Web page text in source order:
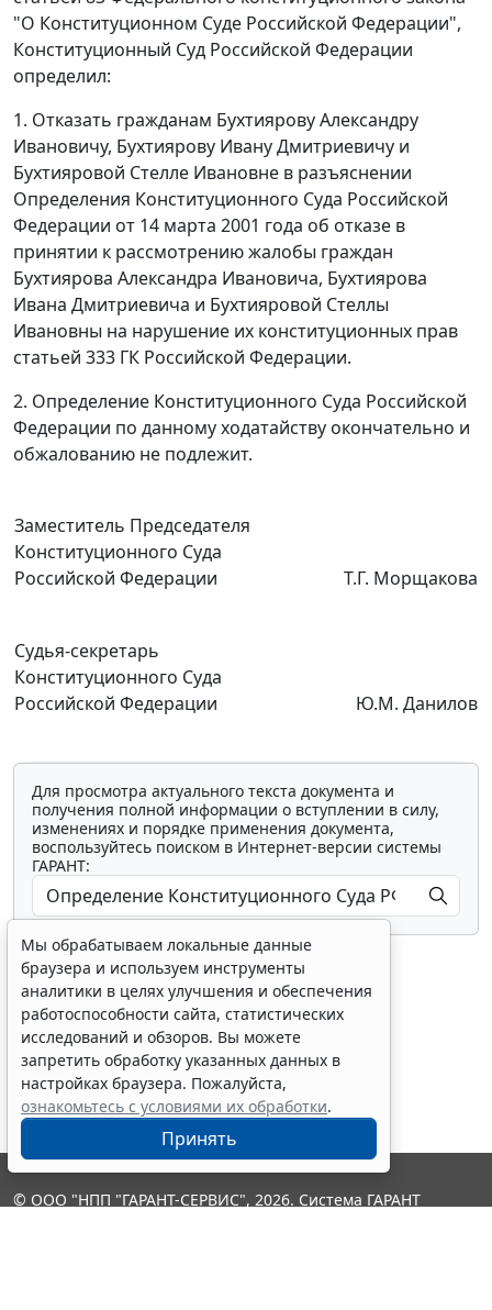
"О Конституционном Суде Российской Федерации",
Конституционный Суд Российской Федерации
определил:
1. Отказать гражданам Бухтиярову Александру
Ивановичу, Бухтиярову Ивану Дмитриевичу и
Бухтияровой Стелле Ивановне в разъяснении
Определения Конституционного Суда Российской
Федерации от 14 марта 2001 года об отказе в
принятии к рассмотрению жалобы граждан
Бухтиярова Александра Ивановича, Бухтиярова
Ивана Дмитриевича и Бухтияровой Стеллы
Ивановны на нарушение их конституционных прав
статьей 333 ГК Российской Федерации.
2. Определение Конституционного Суда Российской
Федерации по данному ходатайству окончательно и
обжалованию не подлежит.
Заместитель Председателя
Конституционного Суда
Российской Федерации
Т.Г. Морщакова
Судья-секретарь
Конституционного Суда
Российской Федерации
Ю.М. Данилов
Для просмотра актуального текста документа и
получения полной информации о вступлении в силу,
изменениях и порядке применения документа,
воспользуйтесь поиском в Интернет-версии системы
ГАРАНТ:
Показать все материалы
Мы обрабатываем локальные данные
браузера и используем инструменты
аналитики в целях улучшения и обеспечения
работоспособности сайта, статистических
исследований и обзоров. Вы можете
запретить обработку указанных данных в
настройках браузера. Пожалуйста,
ознакомьтесь с условиями их обработки.
Принять
© ООО "НПП "ГАРАНТ-СЕРВИС", 2026. Система ГАРАНТ